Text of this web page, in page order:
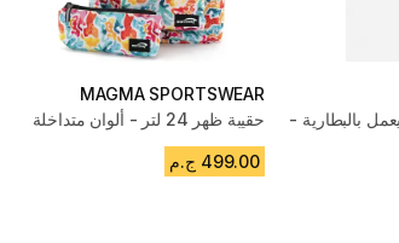
بالبطارية -
MAGMA SPORTSWEAR
حقيبة ظهر 24 لتر - ألوان متداخلة
499.00 ج.م